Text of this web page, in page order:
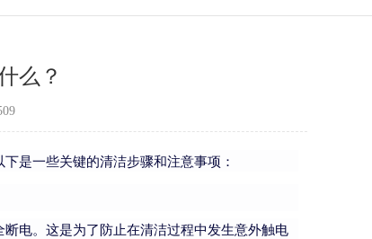
么？
是一些关键的清洁步骤和注意事项：
电。这是为了防止在清洁过程中发生意外触电